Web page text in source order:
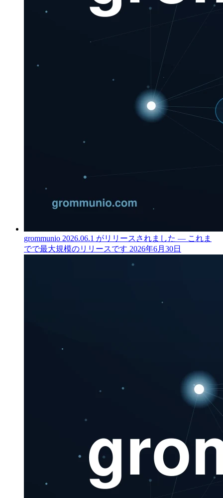
grommunio 2026.06.1 がリリースされました — これま
でで最大規模のリリースです 2026年6月30日